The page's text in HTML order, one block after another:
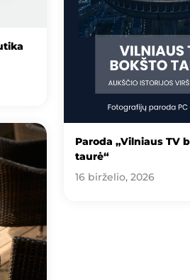
Paroda „Vilniaus TV
taurė“
16 birželio, 2026